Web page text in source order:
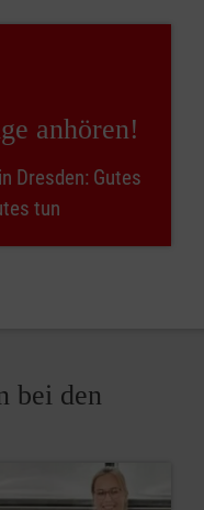
anhören!
Dresden: Gutes
tun
bei den